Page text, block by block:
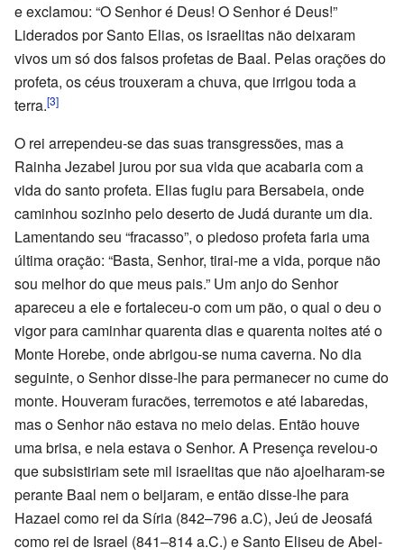
e exclamou: “O Senhor é Deus! O Senhor é Deus!”
Liderados por Santo Elias, os israelitas não deixaram
vivos um só dos falsos profetas de Baal. Pelas orações do
profeta, os céus trouxeram a chuva, que irrigou toda a
terra.[3]
O rei arrependeu-se das suas transgressões, mas a
Rainha Jezabel jurou por sua vida que acabaria com a
vida do santo profeta. Elias fugiu para Bersabeia, onde
caminhou sozinho pelo deserto de Judá durante um dia.
Lamentando seu “fracasso”, o piedoso profeta faria uma
última oração: “Basta, Senhor, tirai-me a vida, porque não
sou melhor do que meus pais.” Um anjo do Senhor
apareceu a ele e fortaleceu-o com um pão, o qual o deu o
vigor para caminhar quarenta dias e quarenta noites até o
Monte Horebe, onde abrigou-se numa caverna. No dia
seguinte, o Senhor disse-lhe para permanecer no cume do
monte. Houveram furacões, terremotos e até labaredas,
mas o Senhor não estava no meio delas. Então houve
uma brisa, e nela estava o Senhor. A Presença revelou-o
que subsistiriam sete mil israelitas que não ajoelharam-se
perante Baal nem o beijaram, e então disse-lhe para
Hazael como rei da Síria (842–796 a.C), Jeú de Jeosafá
como rei de Israel (841–814 a.C.) e Santo Eliseu de Abel-